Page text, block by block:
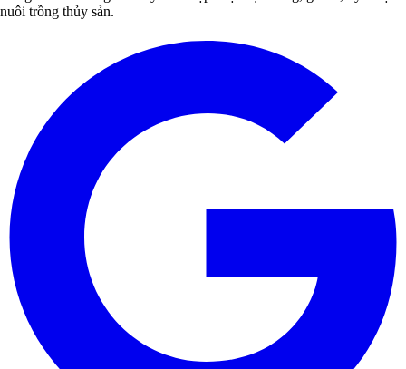
nuôi trồng thủy sản.